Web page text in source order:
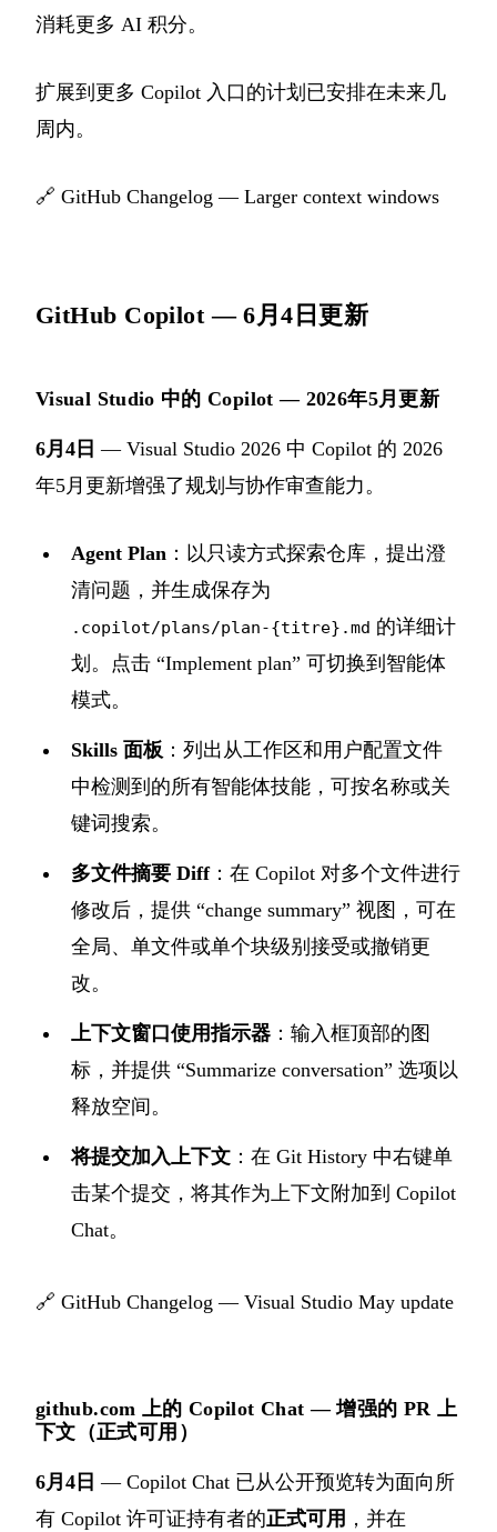
消耗更多 AI 积分。
扩展到更多 Copilot 入口的计划已安排在未来几
周内。
🔗 GitHub Changelog — Larger context windows
GitHub Copilot — 6月4日更新
Visual Studio 中的 Copilot — 2026年5月更新
6月4日 — Visual Studio 2026 中 Copilot 的 2026
年5月更新增强了规划与协作审查能力。
Agent Plan ：以只读方式探索仓库，提出澄
清问题，并生成保存为
.copilot/plans/plan-{titre}.md 的详细计
划。点击 “Implement plan” 可切换到智能体
模式。
Skills 面板 ：列出从工作区和用户配置文件
中检测到的所有智能体技能，可按名称或关
键词搜索。
多文件摘要 Diff：在 Copilot 对多个文件进行
修改后，提供 “change summary” 视图，可在
全局、单文件或单个块级别接受或撤销更
改。
上下文窗口使用指示器 ：输入框顶部的图
标，并提供 “Summarize conversation” 选项以
释放空间。
将提交加入上下文 ：在 Git History 中右键单
击某个提交，将其作为上下文附加到 Copilot
Chat。
🔗 GitHub Changelog — Visual Studio May update
github.com 上的 Copilot Chat — 增强的 PR 上
下文（正式可用）
6月4日 — Copilot Chat 已从公开预览转为面向所
有 Copilot 许可证持有者的正式可用 ，并在